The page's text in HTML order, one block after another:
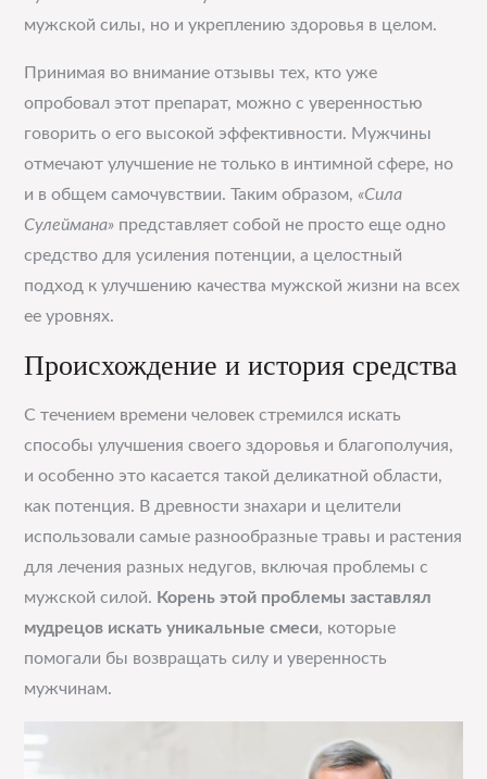
мужской силы, но и укреплению здоровья в целом.
Принимая во внимание отзывы тех, кто уже
опробовал этот препарат, можно с уверенностью
говорить о его высокой эффективности. Мужчины
отмечают улучшение не только в интимной сфере, но
и в общем самочувствии. Таким образом, «Сила
Сулеймана» представляет собой не просто еще одно
средство для усиления потенции, а целостный
подход к улучшению качества мужской жизни на всех
ее уровнях.
Происхождение и история средства
С течением времени человек стремился искать
способы улучшения своего здоровья и благополучия,
и особенно это касается такой деликатной области,
как потенция. В древности знахари и целители
использовали самые разнообразные травы и растения
для лечения разных недугов, включая проблемы с
мужской силой. Корень этой проблемы заставлял
мудрецов искать уникальные смеси, которые
помогали бы возвращать силу и уверенность
мужчинам.